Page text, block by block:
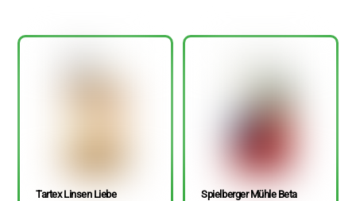
Tartex Linsen Liebe
Spielberger Mühle Beta